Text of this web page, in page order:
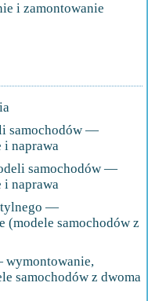
i zamontowanie
samochodów —
i naprawa
samochodów —
i naprawa
tylnego —
(modele samochodów z
wymontowanie,
samochodów z dwoma